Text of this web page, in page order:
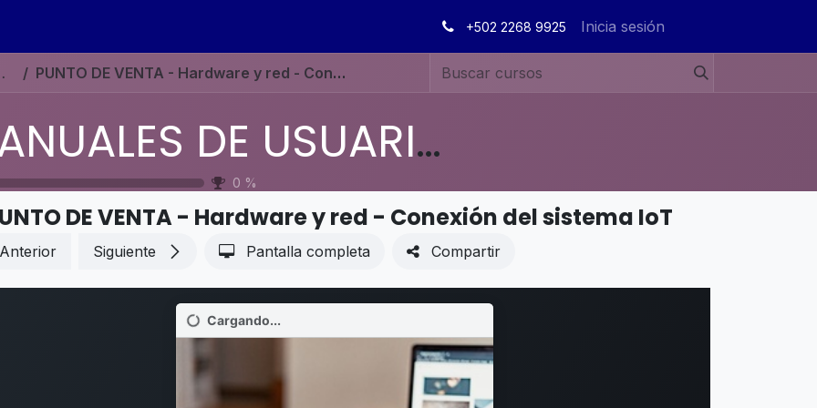
+502 2268 9925 Inicia sesión
ODOO 19 PUNTO DE VENTA - Hardware y red - Conexión del sistema IoT
MANUALES DE USUARIO EN ESPAÑOL ODOO 19
0 %
DE VENTA - Hardware y red - Conexión del sistema IoT
Anterior Siguiente Pantalla completa Compartir